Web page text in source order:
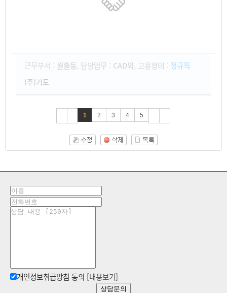
근무부서 : 월출동, 담당업무 : CAD외, 고용형태 : 정규직
(주)거도
1 2 3 4 5
개인정보취급방침 동의 [내용보기]
상담문의